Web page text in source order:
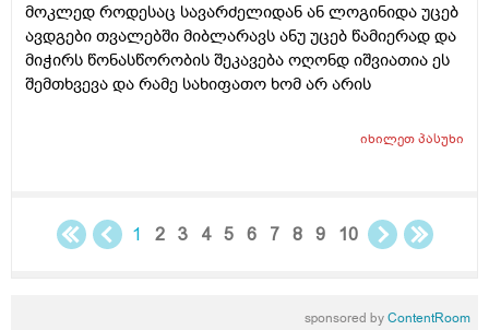
მოკლედ როდესაც სავარძელიდან ან ლოგინიდა უცებ
ავდგები თვალებში მიბლარავს ანუ უცებ წამიერად და
მიჭირს წონასწორობის შეკავება ოღონდ იშვიათია ეს
შემთხვევა და რამე სახიფათო ხომ არ არის
იხილეთპასუხი
1 2 3 4 5 6 7 8 9 10
sponsored byContentRoom